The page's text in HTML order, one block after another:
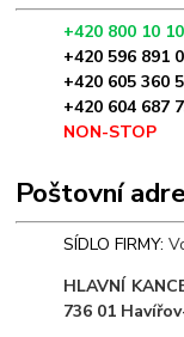
+420 800 10
+420 596 891
+420 605 360
+420 604 687
NON-STOP
Poštovní
SÍDLO FIRMY:
HLAVNÍ
736 01